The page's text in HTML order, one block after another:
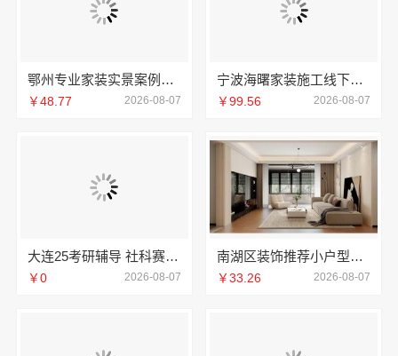
鄂州专业家装实景案例，百年米莱见证品质之美
￥48.77 2026-08-07
宁波海曙家装施工线下门店地址宁波雅美和居建材科技有限公司
￥99.56 2026-08-07
大连25考研辅导 社科赛斯考研服务人才伴您成长
￥0 2026-08-07
南湖区装饰推荐小户型：嘉兴锦居装饰材料有限公司
￥33.26 2026-08-07